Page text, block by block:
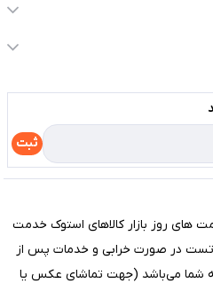
ثبت
های روز بازار کالاهای استوک خدمت
با 7 روز مهلت تست در صورت خرابی و خدمات پس از
شما می‌باشد (جهت تماشای عکس یا